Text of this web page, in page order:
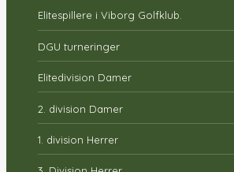
Elitespillere i Viborg Golfklub.
DGU turneringer
Elitedivision Damer
2. division Damer
1. division Herrer